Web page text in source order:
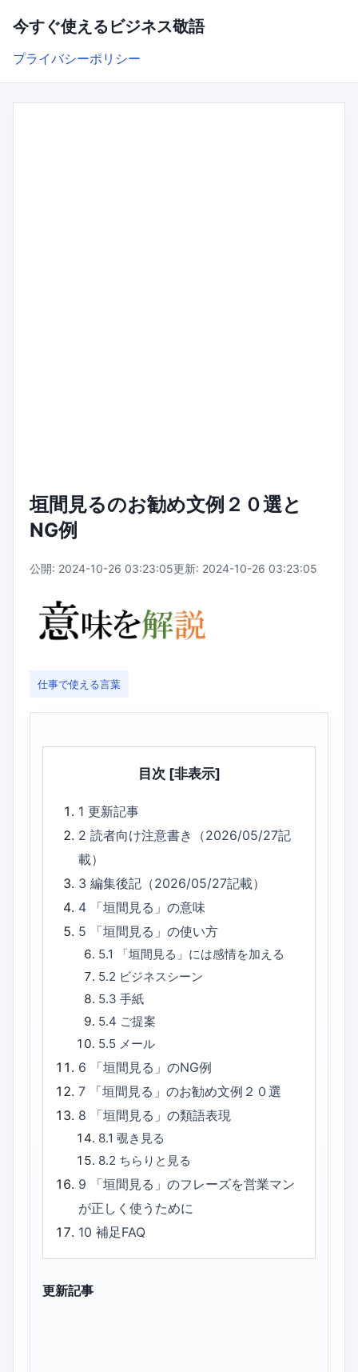
今すぐ使えるビジネス敬語
プライバシーポリシー
垣間見るのお勧め文例２０選と
NG例
公開: 2024-10-26 03:23:05更新: 2024-10-26 03:23:05
仕事で使える言葉
目次 [非表示]
1更新記事
2読者向け注意書き（2026/05/27記
載）
3編集後記（2026/05/27記載）
4
「垣間見る」の意味
5
「垣間見る」の使い方
5.1
「垣間見る」には感情を加える
5.2 ビジネスシーン
5.3 手紙
5.4 ご提案
5.5 メール
6
「垣間見る」のNG例
7
「垣間見る」のお勧め文例２０選
8
「垣間見る」の類語表現
8.1 覗き見る
8.2 ちらりと見る
9
「垣間見る」のフレーズを営業マン
が正しく使うために
10補足FAQ
更新記事